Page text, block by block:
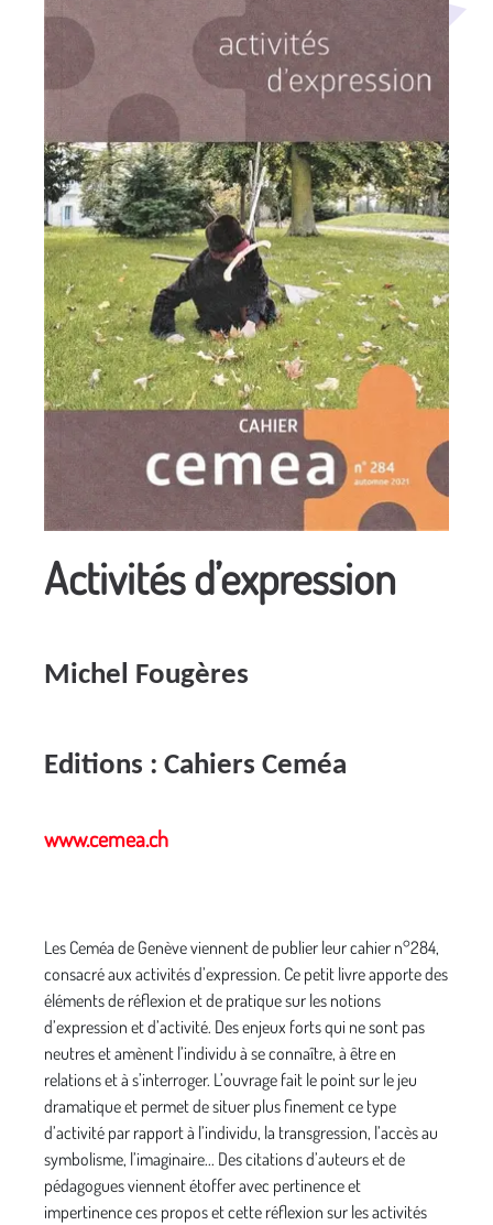
Activités d’expression
Michel Fougères
Editions : Cahiers Ceméa
www.cemea.ch
Les Ceméa de Genève viennent de publier leur cahier n°284,
consacré aux activités d’expression. Ce petit livre apporte des
éléments de réflexion et de pratique sur les notions
d’expression et d’activité. Des enjeux forts qui ne sont pas
neutres et amènent l’individu à se connaître, à être en
relations et à s’interroger. L’ouvrage fait le point sur le jeu
dramatique et permet de situer plus finement ce type
d’activité par rapport à l’individu, la transgression, l’accès au
symbolisme, l’imaginaire... Des citations d’auteurs et de
pédagogues viennent étoffer avec pertinence et
impertinence ces propos et cette réflexion sur les activités